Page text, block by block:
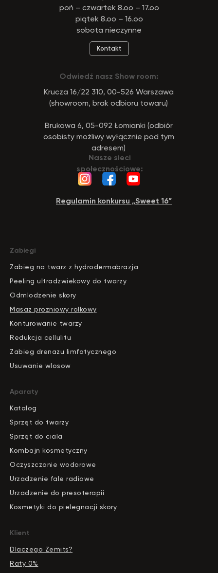
poń – czwartek 8.oo – 17.oo
piątek 8.oo – 16.oo
sobota nieczynne
Regulamin konkursu „Sweet 16”
Odwiedź nasz Show room:
Krucza 16/22 310, 00-526 Warszawa
(showroom, brak odbioru towaru)
Brukowa 6, 05-092 Łomianki (odbiór
osobisty możliwy wyłącznie pod tym
adresem)
Kontakt
Nasze sieci
społecznościowe:
Zabiegi
Zabieg na twarz z hydrodermabrazja
Peeling ultradzwiekowy do twarzy
Odmlodzenie skory
Masaz prozniowy rolkowy
Konturowanie twarzy
Redukcja cellulitu
Zabieg drenazu limfatycznego
Usuwanie wlosow
Aparaty
Katalog
Sprzęt do twarzy
Sprzęt do ciala
Kombajn kosmetyczny
Oczyszczanie wodorowe
Urzadzenie fale radiowe
Urzadzenie do presoterapii
Kosmetyki do pielegnacji skory
Klient
Dlaczego Zemits?
Raty 0%